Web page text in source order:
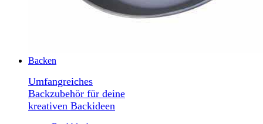
Backen
Umfangreiches
Backzubehör für deine
kreativen Backideen